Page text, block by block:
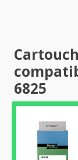
6825